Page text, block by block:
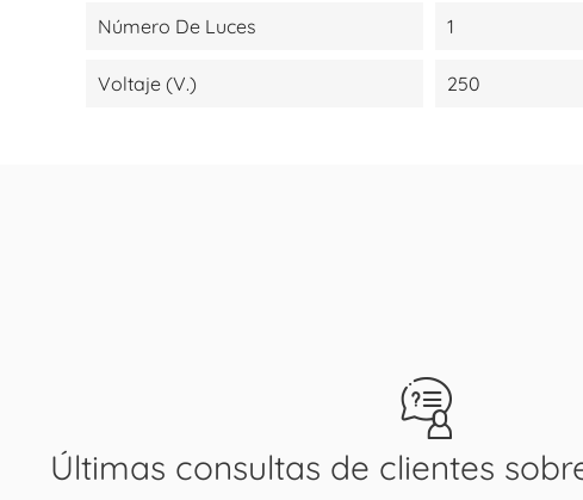
Número De Luces 1
Voltaje (V.) 250
Últimas consultas de clientes